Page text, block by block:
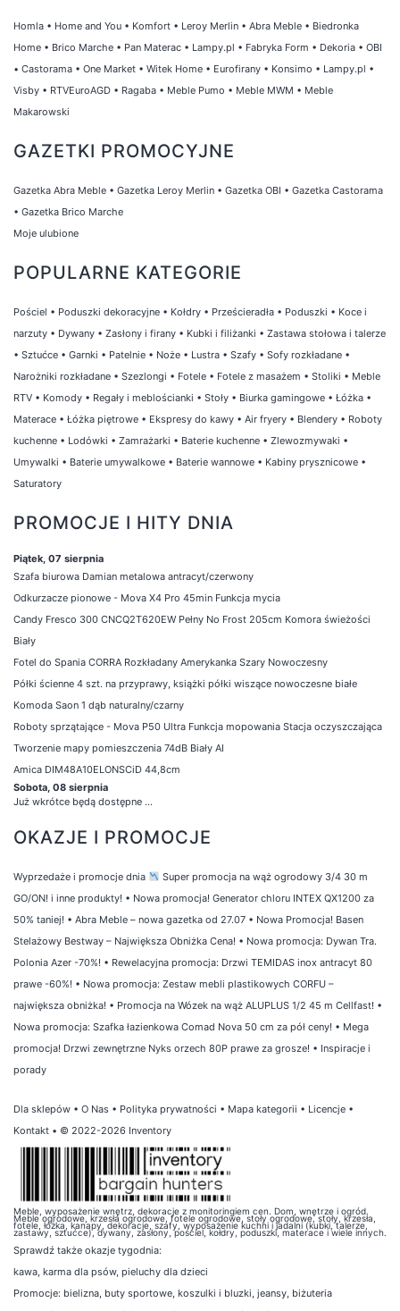
Homla • Home and You • Komfort • Leroy Merlin • Abra Meble • Biedronka
Home • Brico Marche • Pan Materac • Lampy.pl • Fabryka Form • Dekoria • OBI
• Castorama • One Market • Witek Home • Eurofirany • Konsimo • Lampy.pl •
Visby • RTVEuroAGD • Ragaba • Meble Pumo • Meble MWM • Meble
Makarowski
GAZETKI PROMOCYJNE
Gazetka Abra Meble • Gazetka Leroy Merlin • Gazetka OBI • Gazetka Castorama
• Gazetka Brico Marche
Moje ulubione
POPULARNE KATEGORIE
Pościel • Poduszki dekoracyjne • Kołdry • Prześcieradła • Poduszki • Koce i
narzuty • Dywany • Zasłony i firany • Kubki i filiżanki • Zastawa stołowa i talerze
• Sztućce • Garnki • Patelnie • Noże • Lustra • Szafy • Sofy rozkładane •
Narożniki rozkładane • Szezlongi • Fotele • Fotele z masażem • Stoliki • Meble
RTV • Komody • Regały i meblościanki • Stoły • Biurka gamingowe • Łóżka •
Materace • Łóżka piętrowe • Ekspresy do kawy • Air fryery • Blendery • Roboty
kuchenne • Lodówki • Zamrażarki • Baterie kuchenne • Zlewozmywaki •
Umywalki • Baterie umywalkowe • Baterie wannowe • Kabiny prysznicowe •
Saturatory
PROMOCJE I HITY DNIA
Piątek, 07 sierpnia
Szafa biurowa Damian metalowa antracyt/czerwony
Odkurzacze pionowe - Mova X4 Pro 45min Funkcja mycia
Candy Fresco 300 CNCQ2T620EW Pełny No Frost 205cm Komora świeżości
Biały
Fotel do Spania CORRA Rozkładany Amerykanka Szary Nowoczesny
Półki ścienne 4 szt. na przyprawy, książki półki wiszące nowoczesne białe
Komoda Saon 1 dąb naturalny/czarny
Roboty sprzątające - Mova P50 Ultra Funkcja mopowania Stacja oczyszczająca
Tworzenie mapy pomieszczenia 74dB Biały AI
Amica DIM48A10ELONSCiD 44,8cm
Sobota, 08 sierpnia
Już wkrótce będą dostępne ...
OKAZJE I PROMOCJE
Wyprzedaże i promocje dnia
Super promocja na wąż ogrodowy 3/4 30 m
GO/ON! i inne produkty! • Nowa promocja! Generator chloru INTEX QX1200 za
50% taniej! • Abra Meble – nowa gazetka od 27.07 • Nowa Promocja! Basen
Stelażowy Bestway – Największa Obniżka Cena! • Nowa promocja: Dywan Tra.
Polonia Azer -70%! • Rewelacyjna promocja: Drzwi TEMIDAS inox antracyt 80
prawe -60%! • Nowa promocja: Zestaw mebli plastikowych CORFU –
największa obniżka! • Promocja na Wózek na wąż ALUPLUS 1/2 45 m Cellfast! •
Nowa promocja: Szafka łazienkowa Comad Nova 50 cm za pół ceny! • Mega
promocja! Drzwi zewnętrzne Nyks orzech 80P prawe za grosze! • Inspiracje i
porady
Dla sklepów • O Nas • Polityka prywatności • Mapa kategorii • Licencje •
Kontakt • © 2022-2026 Inventory
Meble, wyposażenie wnętrz, dekoracje z monitoringiem cen. Dom, wnętrze i ogród.
Meble ogrodowe, krzesła ogrodowe, fotele ogrodowe, stoły ogrodowe, stoły, krzesła,
fotele, łóżka, kanapy, dekoracje, szafy, wyposażenie kuchni i jadalni (kubki, talerze,
zastawy, sztućce), dywany, zasłony, pościel, kołdry, poduszki, materace i wiele innych.
Sprawdź także okazje tygodnia:
kawa, karma dla psów, pieluchy dla dzieci
Promocje: bielizna, buty sportowe, koszulki i bluzki, jeansy, biżuteria